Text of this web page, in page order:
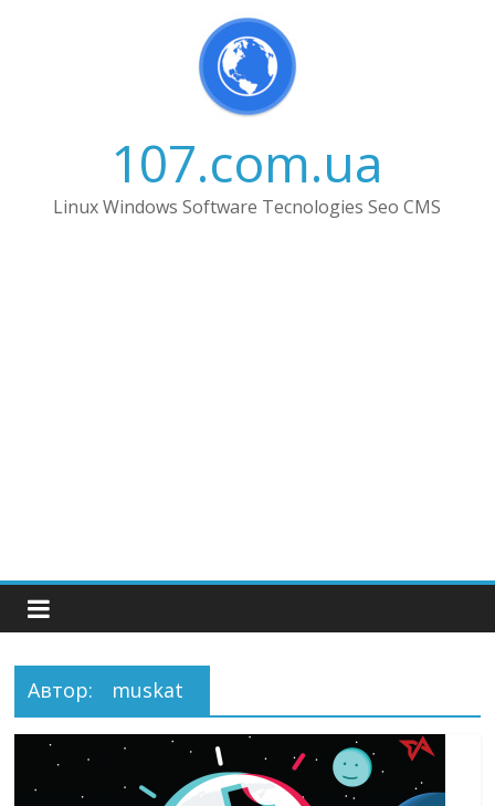
107.com.ua
Linux Windows Software Tecnologies Seo CMS
Автор: muskat